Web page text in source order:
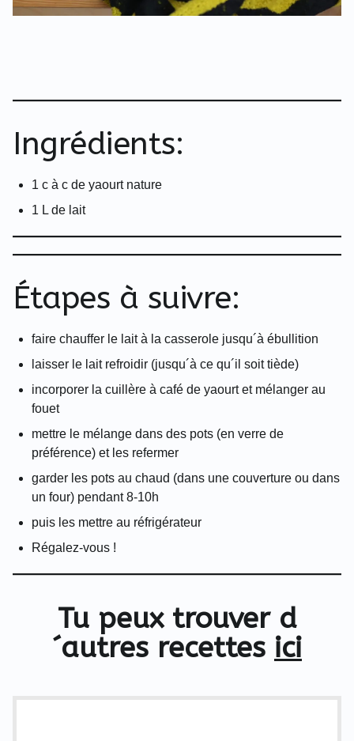
Ingrédients:
1 c à c de yaourt nature
1 L de lait
Étapes à suivre:
faire chauffer le lait à la casserole jusqu´à ébullition
laisser le lait refroidir (jusqu´à ce qu´il soit tiède)
incorporer la cuillère à café de yaourt et mélanger au
fouet
mettre le mélange dans des pots (en verre de
préférence) et les refermer
garder les pots au chaud (dans une couverture ou dans
un four) pendant 8-10h
puis les mettre au réfrigérateur
Régalez-vous !
Tu peux trouver d
´autres recettes ici